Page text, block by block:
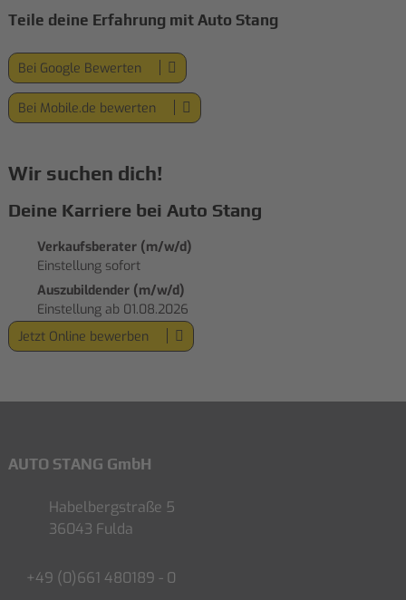
Teile deine Erfahrung mit Auto Stang
Bei Google Bewerten
Bei Mobile.de bewerten
Wir suchen dich!
Deine Karriere bei Auto Stang
Verkaufsberater (m/w/d)
Einstellung sofort
Auszubildender (m/w/d)
Einstellung ab 01.08.2026
Jetzt Online bewerben
AUTO STANG GmbH
Habelbergstraße 5
36043 Fulda
+49 (0)661 480189 - 0